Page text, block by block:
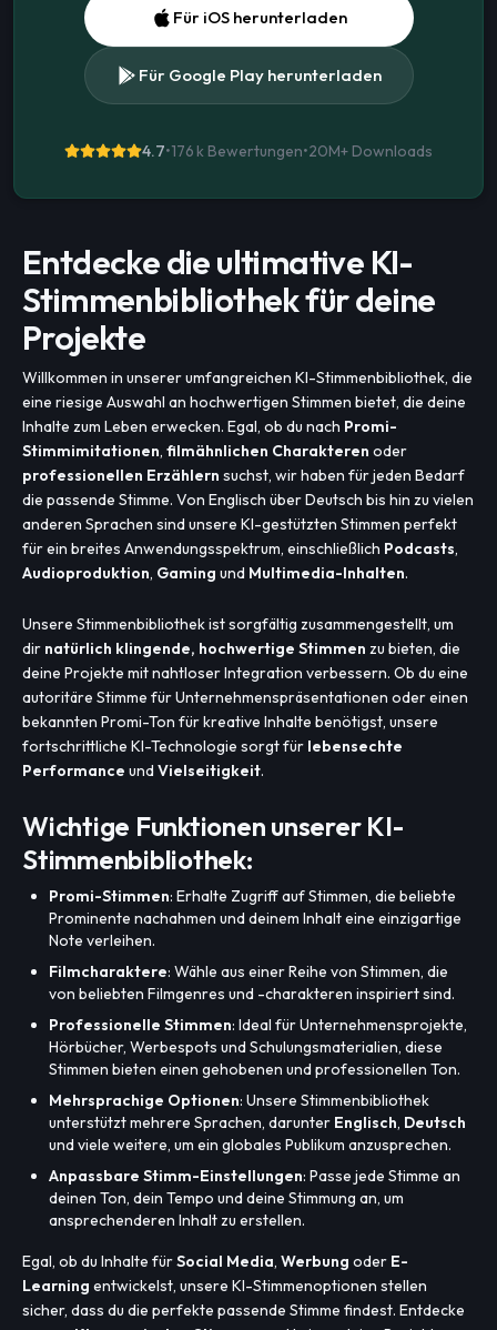
Für iOS herunterladen
Für Google Play herunterladen
4.7•176 k Bewertungen•20M+ Downloads
Entdecke die ultimative KI-
Stimmenbibliothek für deine
Projekte
Willkommen in unserer umfangreichen KI-Stimmenbibliothek, die
eine riesige Auswahl an hochwertigen Stimmen bietet, die deine
Inhalte zum Leben erwecken. Egal, ob du nach Promi-
Stimmimitationen, filmähnlichen Charakteren oder
professionellen Erzählern suchst, wir haben für jeden Bedarf
die passende Stimme. Von Englisch über Deutsch bis hin zu vielen
anderen Sprachen sind unsere KI-gestützten Stimmen perfekt
für ein breites Anwendungsspektrum, einschließlich Podcasts,
Audioproduktion, Gaming und Multimedia-Inhalten.
Unsere Stimmenbibliothek ist sorgfältig zusammengestellt, um
dir natürlich klingende, hochwertige Stimmen zu bieten, die
deine Projekte mit nahtloser Integration verbessern. Ob du eine
autoritäre Stimme für Unternehmenspräsentationen oder einen
bekannten Promi-Ton für kreative Inhalte benötigst, unsere
fortschrittliche KI-Technologie sorgt für lebensechte
Performance undVielseitigkeit.
Wichtige Funktionen unserer KI-
Stimmenbibliothek:
Promi-Stimmen: Erhalte Zugriff auf Stimmen, die beliebte
Prominente nachahmen und deinem Inhalt eine einzigartige
Note verleihen.
Filmcharaktere: Wähle aus einer Reihe von Stimmen, die
von beliebten Filmgenres und -charakteren inspiriert sind.
Professionelle Stimmen: Ideal für Unternehmensprojekte,
Hörbücher, Werbespots und Schulungsmaterialien, diese
Stimmen bieten einen gehobenen und professionellen Ton.
Mehrsprachige Optionen: Unsere Stimmenbibliothek
unterstützt mehrere Sprachen, darunter Englisch, Deutsch
und viele weitere, um ein globales Publikum anzusprechen.
Anpassbare Stimm-Einstellungen: Passe jede Stimme an
deinen Ton, dein Tempo und deine Stimmung an, um
ansprechenderen Inhalt zu erstellen.
Egal, ob du Inhalte fürSocial Media, Werbung oder E-
Learning entwickelst, unsere KI-Stimmenoptionen stellen
sicher, dass du die perfekte passende Stimme findest. Entdecke